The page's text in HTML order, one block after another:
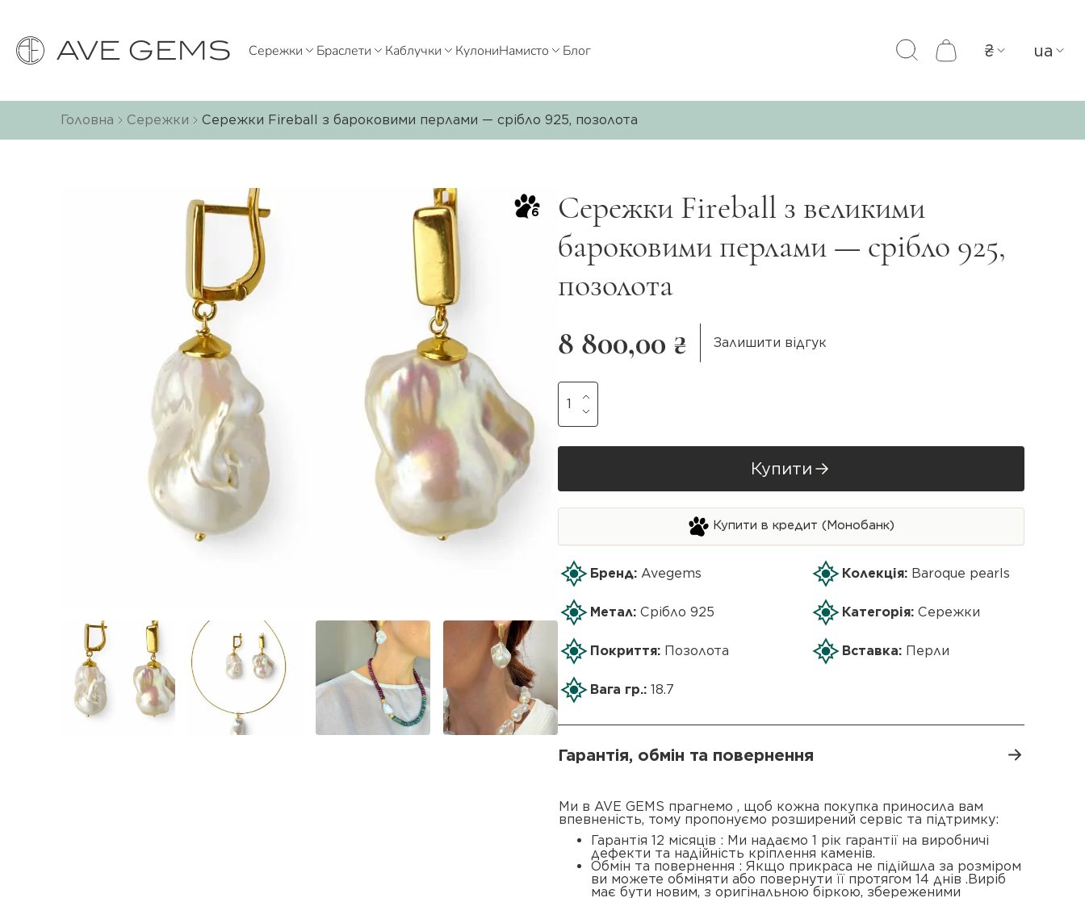
Сережки Браслети Каблучки КулониНамисто Блог ₴ ua
Головна Сережки Сережки Fireball з бароковими перлами — срібло 925, позолота
6
Сережки Fireball з великими
бароковими перлами — срібло 925,
позолота
8 800,00 ₴
Залишити відгук
Купити
Купити в кредит (Монобанк)
Бренд: Avegems Колекція: Baroque pearls
Метал: Срібло 925 Категорія: Сережки
Покриття: Позолота Вставка: Перли
Вага гр.: 18.7
Гарантія, обмін та повернення
Ми в AVE GEMS прагнемо , щоб кожна покупка приносила вам
впевненість, тому пропонуємо розширений сервіс та підтримку:
Гарантія 12 місяців : Ми надаємо 1 рік гарантії на виробничі
дефекти та надійність кріплення каменів.
Обмін та повернення : Якщо прикраса не підійшла за розміром
ви можете обміняти або повернути її протягом 14 днів .Виріб
має бути новим, з оригінальною біркою, збереженими